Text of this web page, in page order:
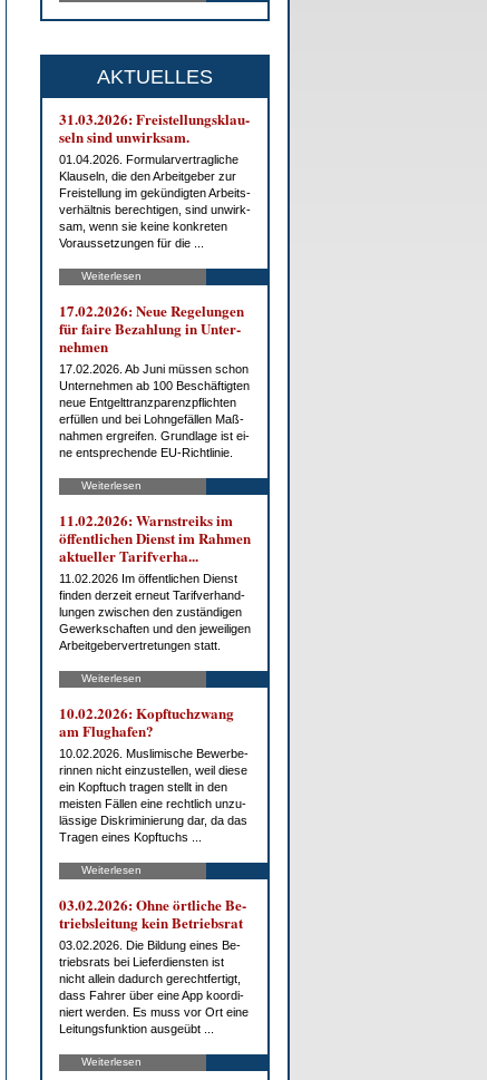
AKTUELLES
31.03.2026: Frei­stel­lungs­klau­
seln sind un­wirk­sam.
01.04.2026. For­mu­lar­ver­trag­li­che
Klau­seln, die den Ar­beit­ge­ber zur
Frei­stel­lung im ge­kün­dig­ten Ar­beits­
ver­hält­nis be­rech­ti­gen, sind un­wirk­
sam, wenn sie kei­ne kon­kre­ten
Vor­aus­set­zun­gen für die ...
Weiterlesen
17.02.2026: Neue Re­ge­lun­gen
für fai­re Be­zah­lung in Un­ter­
neh­men
17.02.2026. Ab Ju­ni müs­sen schon
Un­ter­neh­men ab 100 Be­schäf­tig­ten
neue Ent­gelt­tranz­pa­renz­pflich­ten
er­fül­len und bei Lohn­ge­fäl­len Maß­
nah­men er­grei­fen. Grund­la­ge ist ei­
ne ent­spre­chen­de EU-Richt­li­nie.
Weiterlesen
11.02.2026: Warn­streiks im
öf­fent­li­chen Dienst im Rah­men
ak­tu­el­ler Ta­rif­ver­ha...
11.02.2026 Im öf­fent­li­chen Dienst
fin­den der­zeit er­neut Ta­rif­ver­hand­
lun­gen zwi­schen den zu­stän­di­gen
Ge­werk­schaf­ten und den je­wei­li­gen
Ar­beit­ge­ber­ver­tre­tun­gen statt.
Weiterlesen
10.02.2026: Kopf­tuch­zwang
am Flug­ha­fen?
10.02.2026. Mus­li­mi­sche Be­wer­be­
rin­nen nicht ein­zu­stel­len, weil die­se
ein Kopf­tuch tra­gen stellt in den
meis­ten Fäl­len ei­ne recht­lich un­zu­
läs­si­ge Dis­kri­mi­nie­rung dar, da das
Tra­gen ei­nes Kopf­tuchs ...
Weiterlesen
03.02.2026: Oh­ne ört­li­che Be­
triebs­lei­tung kein Be­triebs­rat
03.02.2026. Die Bil­dung ei­nes Be­
triebs­rats bei Lie­fer­diens­ten ist
nicht al­lein da­durch ge­recht­fer­tigt,
dass Fah­rer über ei­ne App ko­or­di­
niert wer­den. Es muss vor Ort ei­ne
Lei­tungs­funk­ti­on aus­ge­übt ...
Weiterlesen